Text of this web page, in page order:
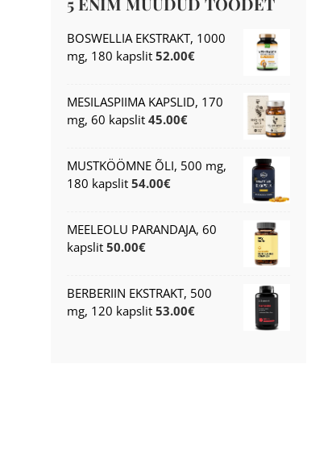
BOSWELLIA EKSTRAKT, 1000
mg, 180 kapslit 52.00€
MESILASPIIMA KAPSLID, 170
mg, 60 kapslit 45.00€
MUSTKÖÖMNE ÕLI, 500 mg,
180 kapslit 54.00€
MEELEOLU PARANDAJA, 60
kapslit 50.00€
BERBERIIN EKSTRAKT, 500
mg, 120 kapslit 53.00€